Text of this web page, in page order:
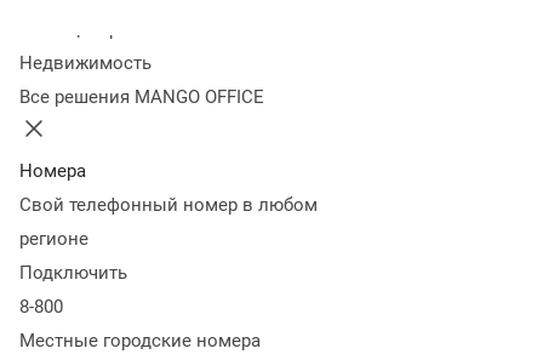
Недвижимость
Все решения MANGO OFFICE
Номера
Свой телефонный номер в любом
регионе
Подключить
8-800
Местные городские номера
лидеры» при
информационной
поддержке Forbes Club
02 июня3 687
Денис Голованов победил в номинации «Прорыв года.
Трансформация компании».